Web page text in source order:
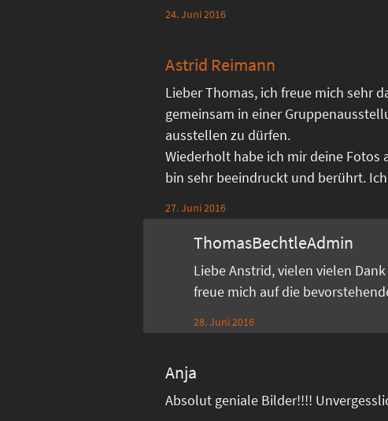
24. Juni 2016
Astrid Reimann
Lieber Thomas, ich freue mich sehr
gemeinsam in einer
ausstellen zu dürfen.
Wiederholt habe ich mir deine Fotos
bin sehr beeindruckt und berührt.
27. Juni 2016
ThomasBechtleAdmin
Liebe Anstrid, vielen vielen
freue mich auf die
28. Juni 2016
Anja
Absolut geniale Bilder!!!!